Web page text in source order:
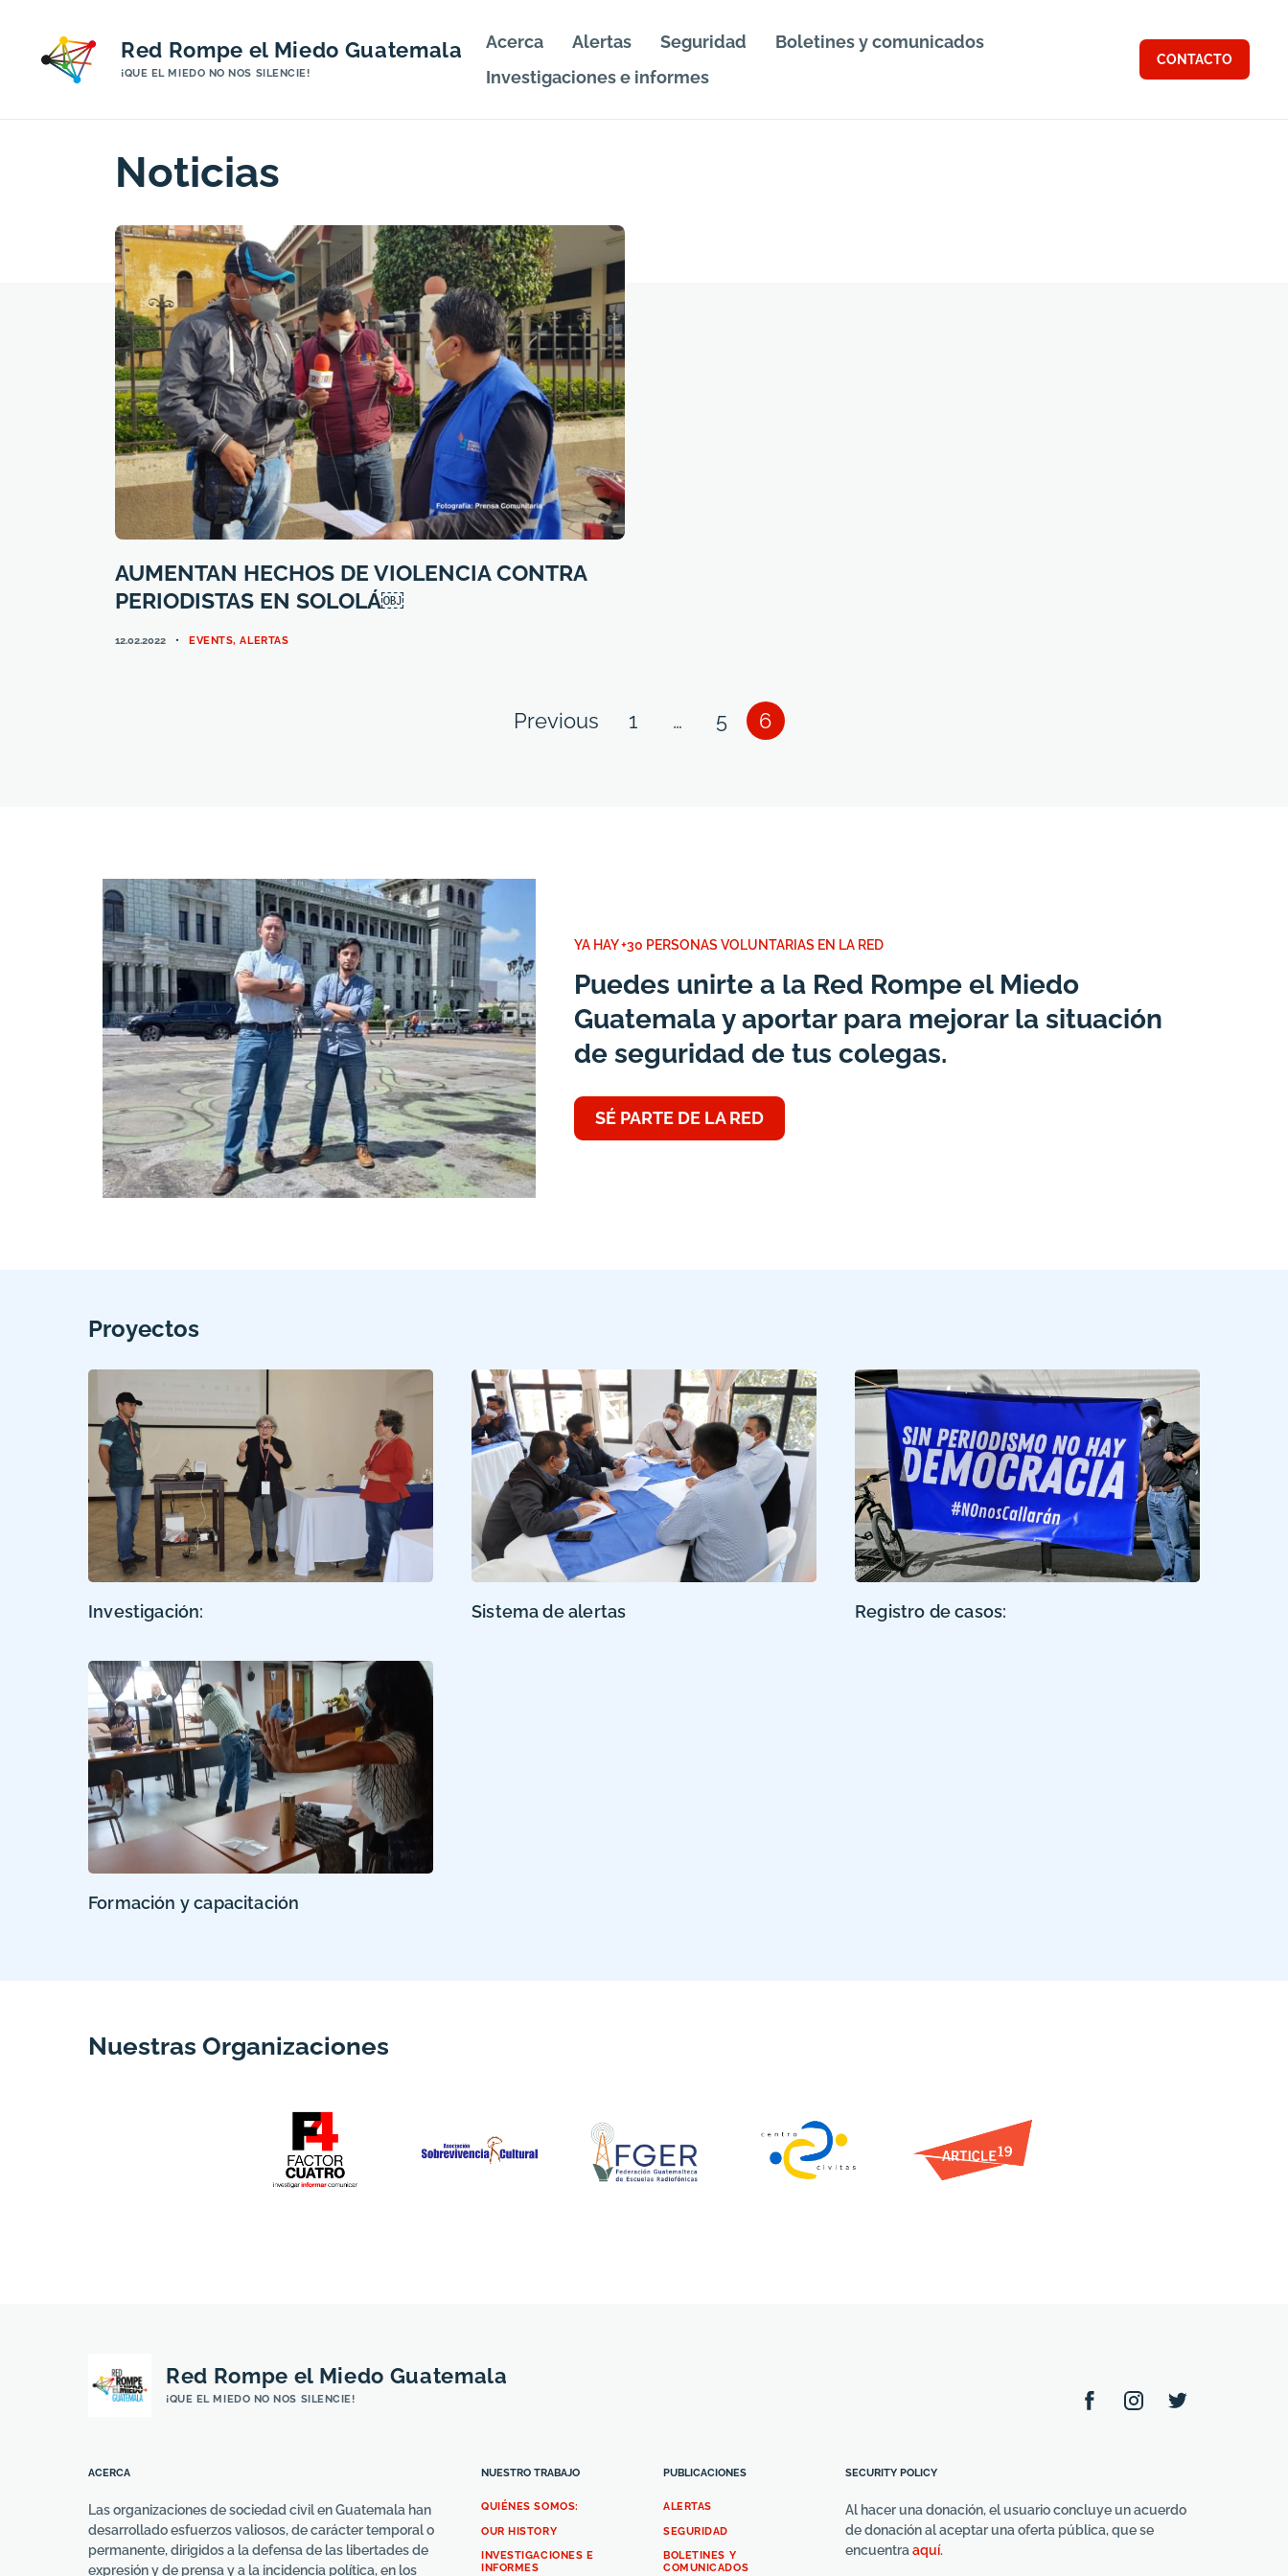
Red Rompe el Miedo Guatemala
¡QUE EL MIEDO NO NOS SILENCIE!
Acerca Alertas Seguridad
Boletines y comunicados
Investigaciones e informes
CONTACTO
Noticias
6
AUMENTAN HECHOS DE VIOLENCIA CONTRA
PERIODISTAS EN SOLOLÁ￼
12.02.2022 CATEGORIES
EVENTS,ALERTAS
Posts
PreviousPagePage
1 … Page
5 Page
6
YA HAY +30 PERSONAS VOLUNTARIAS EN LA RED
Puedes unirte a la Red Rompe el Miedo
Guatemala y aportar para mejorar la situación
de seguridad de tus colegas.
SÉ PARTE DE LA RED
Proyectos
Investigación: Sistema de alertas Registro de casos:
Formación y capacitación
Nuestras Organizaciones
Red Rompe el Miedo Guatemala
¡QUE EL MIEDO NO NOS SILENCIE!
ACERCA
Las organizaciones de sociedad civil en Guatemala han
desarrollado esfuerzos valiosos, de carácter temporal o
permanente, dirigidos a la defensa de las libertades de
expresión y de prensa y a la incidencia política, en los
NUESTRO TRABAJO
QUIÉNES SOMOS:
OUR HISTORY
INVESTIGACIONES E
INFORMES
PUBLICACIONES
ALERTAS
SEGURIDAD
BOLETINES Y
COMUNICADOS
SECURITY POLICY
Al hacer una donación, el usuario concluye un acuerdo
de donación al aceptar una oferta pública, que se
encuentraaquí.